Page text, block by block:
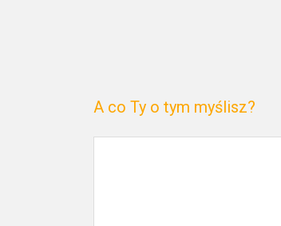
A co Ty o tym myślisz?